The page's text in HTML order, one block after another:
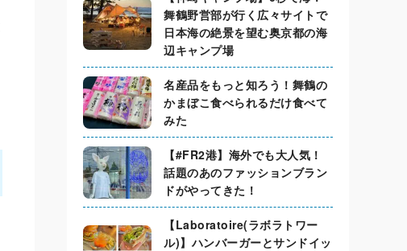
舞鶴野営部が行く広々サイトで
日本海の絶景を望む奥京都の海
辺キャンプ場
名産品をもっと知ろう！舞鶴の
かまぼこ食べられるだけ食べて
みた
【#FR2港】海外でも大人気！
話題のあのファッションブラン
ドがやってきた！
【Laboratoire(ラボラトワー
ル)】ハンバーガーとサンドイッ